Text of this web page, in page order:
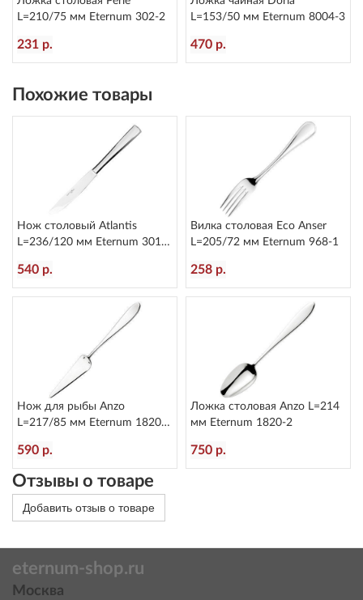
L=210/75 мм Eternum 302-2
231 р.
L=153/50 мм Eternum 8004-3
470 р.
Похожие товары
Нож столовый Atlantis
L=236/120 мм Eternum 3010-
540 р.
Вилка столовая Eco Anser
L=205/72 мм Eternum 968-1
258 р.
Нож для рыбы Anzo
L=217/85 мм Eternum 1820-
590 р.
Ложка столовая Anzo L=214
мм Eternum 1820-2
750 р.
Отзывы о товаре
Добавить отзыв о товаре
eternum-shop.ru
Москва